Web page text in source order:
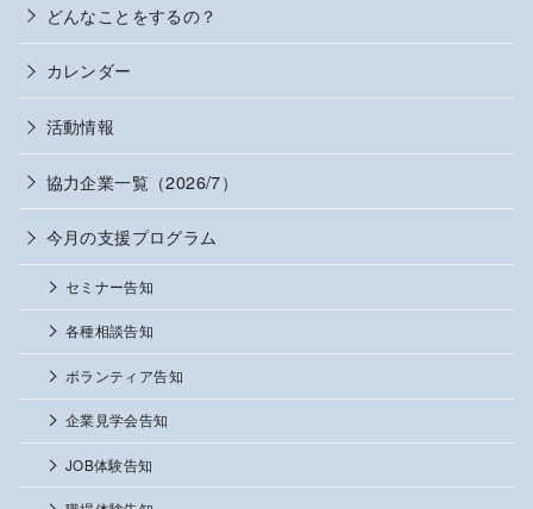
どんなことをするの？
カレンダー
活動情報
協力企業一覧（2026/7）
今月の支援プログラム
セミナー告知
各種相談告知
ボランティア告知
企業見学会告知
JOB体験告知